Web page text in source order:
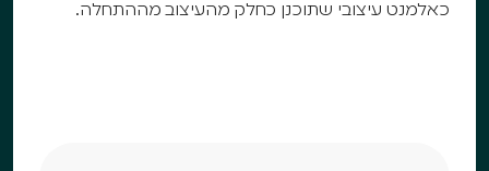
כאלמנט עיצובי שתוכנן כחלק מהעיצוב מההתחלה.